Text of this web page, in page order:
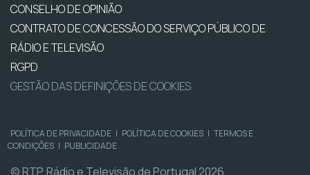
CONSELHO DE OPINIÃO
CONTRATO DE CONCESSÃO DO SERVIÇO PÚBLICO DE
RÁDIO E TELEVISÃO
RGPD
GESTÃO DAS DEFINIÇÕES DE COOKIES
POLÍTICA DE PRIVACIDADE | POLÍTICA DE COOKIES | TERMOS E
CONDIÇÕES | PUBLICIDADE
© RTP, Rádio e Televisão de Portugal 2026